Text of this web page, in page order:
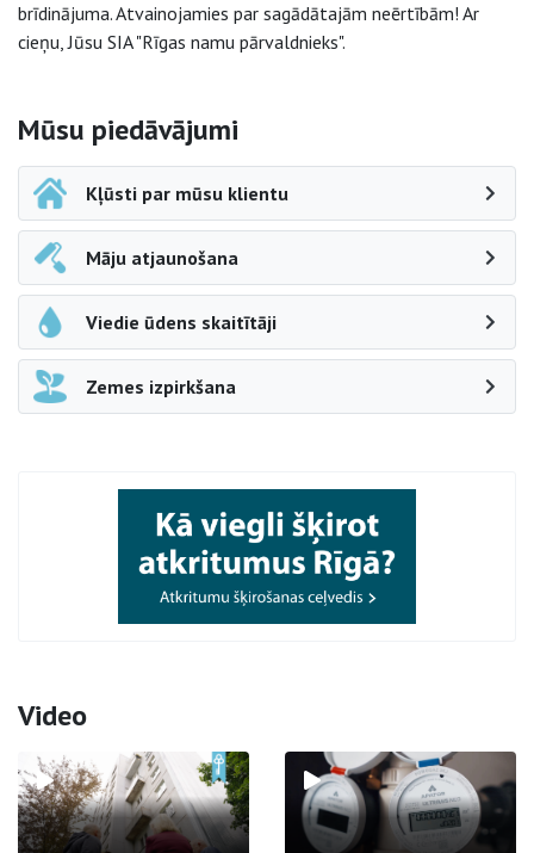
brīdinājuma. Atvainojamies par sagādātajām neērtībām! Ar
cieņu, Jūsu SIA "Rīgas namu pārvaldnieks".
Sāna navigācija
Mūsu piedāvājumi
Kļūsti par mūsu klientu
Māju atjaunošana
Viedie ūdens skaitītāji
Zemes izpirkšana
Video